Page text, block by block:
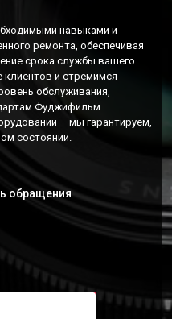
навыками и
ремонта, обеспечивая
срока службы вашего
и стремимся
обслуживания,
Фуджифильм.
– мы гарантируем,
состоянии.
обращения